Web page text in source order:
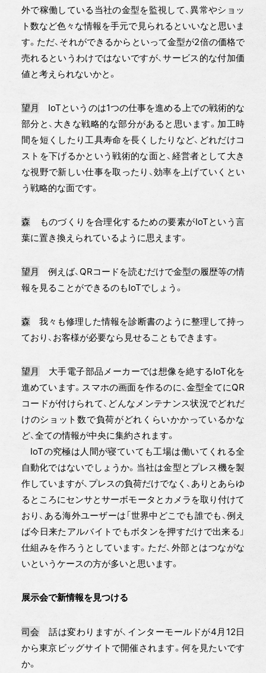
外で稼働している当社の金型を監視して、異常やショッ
ト数など色々な情報を手元で見られるといいなと思いま
す。ただ、それができるからといって金型が2倍の価格で
売れるというわけではないですが、サービス的な付加価
値と考えられないかと。
望月
IoTというのは1つの仕事を進める上での戦術的な
部分と、大きな戦略的な部分があると思います。加工時
間を短くしたり工具寿命を長くしたりなど、どれだけコ
ストを下げるかという戦術的な面と、経営者として大き
な視野で新しい仕事を取ったり、効率を上げていくとい
う戦略的な面です。
森 ものづくりを合理化するための要素がIoTという言
葉に置き換えられているように思えます。
望月
例えば、QRコードを読むだけで金型の履歴等の情
報を見ることができるのもIoTでしょう。
森 我々も修理した情報を診断書のように整理して持っ
ており、お客様が必要なら見せることもできます。
望月
大手電子部品メーカーでは想像を絶するIoT化を
進めています。スマホの画面を作るのに、金型全てにQR
コードが付けられて、どんなメンテナンス状況でどれだ
けのショット数で負荷がどれくらいかかっているかな
ど、全ての情報が中央に集約されます。
IoTの究極は人間が寝ていても工場は働いてくれる全
自動化ではないでしょうか。当社は金型とプレス機を製
作していますが、プレスの負荷だけでなく、ありとあらゆ
るところにセンサとサーボモータとカメラを取り付けて
おり、ある海外ユーザーは「世界中どこでも誰でも、例え
ば今日来たアルバイトでもボタンを押すだけで出来る」
仕組みを作ろうとしています。ただ、外部とはつながな
いというケースの方が多いと思います。
展示会で新情報を見つける
司会 話は変わりますが、インターモールドが4月12日
から東京ビッグサイトで開催されます。何を見たいです
か。